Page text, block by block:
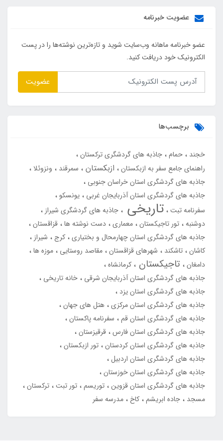
عضویت خبرنامه
عضو خبرنامه ماهانه وب‌سایت شوید و تازه‌ترین نوشته‌ها را در پست
الکترونیک خود دریافت کنید.
عضویت
برچسب‌ها
خجند حمام جاذبه های گردشگری ترکستان
راهنمای جامع سفر به ازبکستان
ازبکستان سمرقند
ونزوئلا
جاذبه های گردشگری استان خراسان جنوبی
جاذبه های گردشگری استان آذربایجان غربی
یونسکو
سفرنامه تبت تاریخی
جاذبه های گردشگری شیراز
دوشنبه تور تاجیکستان معماری دست نوشته ها قزاقستان
جاذبه های گردشگری استان چهارمحال و بختیاری کرج
شیراز
کاشان تاشکند شهرهای قزاقستان مقاصد روستایی
موزه ها
دامغان
تاجیکستان
کرمانشاه
جاذبه های گردشگری استان آذربایجان شرقی
خانه تاریخی
جاذبه های گردشگری استان یزد
جاذبه های گردشگری استان مرکزی هتل های جهان
جاذبه های گردشگری استان قم
سفرنامه پاکستان
جاذبه های گردشگری استان فارس قرقیزستان
جاذبه های گردشگری استان کردستان تور ازبکستان
جاذبه های گردشگری استان اردبیل
جاذبه های گردشگری استان خوزستان
جاذبه های گردشگری استان قزوین توریسم تور تبت ترکستان
مسجد
جاده ابریشم کاخ مدرسه سفر